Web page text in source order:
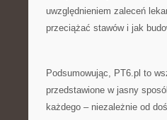
uwzględnieniem zaleceń
przeciążać stawów i jak
Podsumowując, PT6.pl to
przedstawione w jasny
każdego – niezależnie od